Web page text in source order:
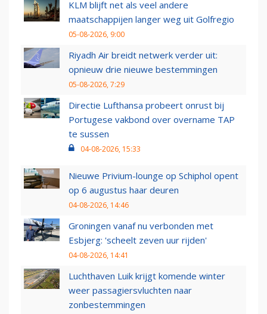
KLM blijft net als veel andere
maatschappijen langer weg uit Golfregio
05-08-2026, 9:00
Riyadh Air breidt netwerk verder uit:
opnieuw drie nieuwe bestemmingen
05-08-2026, 7:29
Directie Lufthansa probeert onrust bij
Portugese vakbond over overname TAP
te sussen
04-08-2026, 15:33
Nieuwe Privium-lounge op Schiphol opent
op 6 augustus haar deuren
04-08-2026, 14:46
Groningen vanaf nu verbonden met
Esbjerg: 'scheelt zeven uur rijden'
04-08-2026, 14:41
Luchthaven Luik krijgt komende winter
weer passagiersvluchten naar
zonbestemmingen